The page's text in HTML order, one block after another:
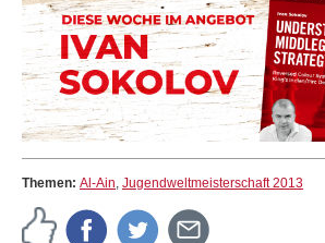
Themen: Al-Ain, Jugendweltmeisterschaft 2013